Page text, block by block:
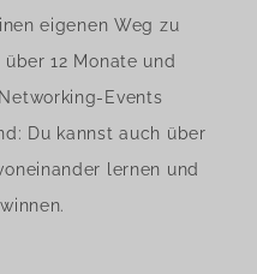
eigenen Weg zu
12 Monate und
Events
Du kannst auch über
lernen und